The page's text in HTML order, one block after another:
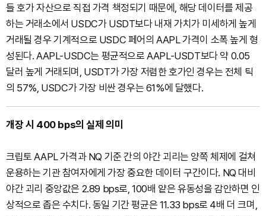
들 호가 자산으로 직접 가격 책정되기 때문에, 해당 데이터를 제공
하는 거래소에서 USDC가 USDT보다 내재 가치가 미세하게 높게
거래될 경우 기계적으로 USDC 페어의 AAPL 가격이 소폭 높게 형
성된다. AAPL-USDC는 평균적으로 AAPL-USDT보다 약 0.05
달러 높게 거래되며, USDT가 가장 저렴한 호가인 경우는 전체 틱
의 57%, USDC가 가장 비싼 경우는 61%에 달했다.
개장 시 400 bps의 실제 의미
크립토 AAPL 가격과 NQ 기준 간의 야간 괴리는 양쪽 체제에 걸쳐
운용하는 기관 참여자에게 가장 중요한 데이터 구간이다. NQ 대비
야간 괴리 중앙값은 2.89 bps로, 100배 얕은 유동성을 감안하면 인
상적으로 좁은 수치다. 동일 기간 평균은 11.33 bps로 4배 더 크며,